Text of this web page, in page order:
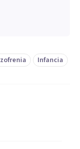
Infancia